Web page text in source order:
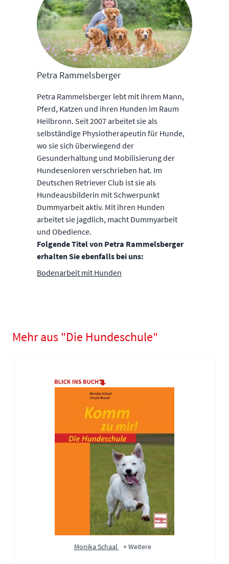
Petra Rammelsberger
Petra Rammelsberger lebt mit ihrem Mann,
Pferd, Katzen und ihren Hunden im Raum
Heilbronn. Seit 2007 arbeitet sie als
selbständige Physiotherapeutin für Hunde,
wo sie sich überwiegend der
Gesunderhaltung und Mobilisierung der
Hundesenioren verschrieben hat. Im
Deutschen Retriever Club ist sie als
Hundeausbilderin mit Schwerpunkt
Dummyarbeit aktiv. Mit ihren Hunden
arbeitet sie jagdlich, macht Dummyarbeit
und Obedience.
Folgende Titel von Petra Rammelsberger
erhalten Sie ebenfalls bei uns:
Bodenarbeit mit Hunden
Mehr aus "Die Hundeschule"
Monika Schaal + Weitere